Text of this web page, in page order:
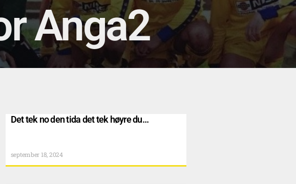
Anga2
Det tek no den tida det tek høyre du…
september 18, 2024